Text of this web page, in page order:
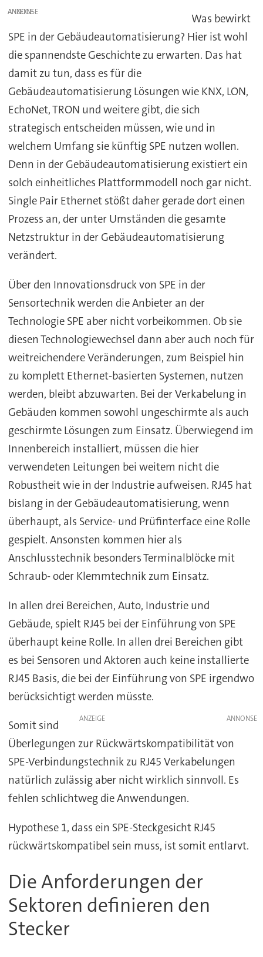
ANZEIGE
Was bewirkt
SPE in der Gebäudeautomatisierung? Hier ist wohl
die spannendste Geschichte zu erwarten. Das hat
damit zu tun, dass es für die
Gebäudeautomatisierung Lösungen wie KNX, LON,
EchoNet, TRON und weitere gibt, die sich
strategisch entscheiden müssen, wie und in
welchem Umfang sie künftig SPE nutzen wollen.
Denn in der Gebäudeautomatisierung existiert ein
solch einheitliches Plattformmodell noch gar nicht.
Single Pair Ethernet stößt daher gerade dort einen
Prozess an, der unter Umständen die gesamte
Netzstruktur in der Gebäudeautomatisierung
verändert.
Über den Innovationsdruck von SPE in der
Sensortechnik werden die Anbieter an der
Technologie SPE aber nicht vorbeikommen. Ob sie
diesen Technologiewechsel dann aber auch noch für
weitreichendere Veränderungen, zum Beispiel hin
zu komplett Ethernet-basierten Systemen, nutzen
werden, bleibt abzuwarten. Bei der Verkabelung in
Gebäuden kommen sowohl ungeschirmte als auch
geschirmte Lösungen zum Einsatz. Überwiegend im
Innenbereich installiert, müssen die hier
verwendeten Leitungen bei weitem nicht die
Robustheit wie in der Industrie aufweisen. RJ45 hat
bislang in der Gebäudeautomatisierung, wenn
überhaupt, als Service- und Prüfinterface eine Rolle
gespielt. Ansonsten kommen hier als
Anschlusstechnik besonders Terminalblöcke mit
Schraub- oder Klemmtechnik zum Einsatz.
In allen drei Bereichen, Auto, Industrie und
Gebäude, spielt RJ45 bei der Einführung von SPE
überhaupt keine Rolle. In allen drei Bereichen gibt
es bei Sensoren und Aktoren auch keine installierte
RJ45 Basis, die bei der Einführung von SPE irgendwo
berücksichtigt werden müsste.
ANZEIGE
Somit sind
Überlegungen zur Rückwärtskompatibilität von
SPE-Verbindungstechnik zu RJ45 Verkabelungen
natürlich zulässig aber nicht wirklich sinnvoll. Es
fehlen schlichtweg die Anwendungen.
Hypothese 1, dass ein SPE-Steckgesicht RJ45
rückwärtskompatibel sein muss, ist somit entlarvt.
Die Anforderungen der
Sektoren definieren den
Stecker